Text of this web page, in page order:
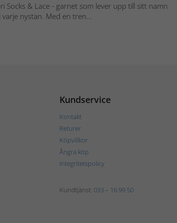
Socks & Lace - garnet som lever upp till sitt namn
nystan. Med en tren...
Kundservice
Kontakt
Returer
Köpvillkor
Ångra köp
Integritetspolicy
Kundtjänst: 033 – 16 99 50